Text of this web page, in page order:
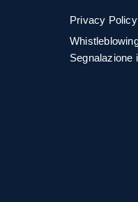
Privacy Policy
Segnalazione